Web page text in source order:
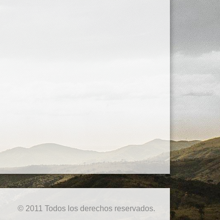
© 2011 Todos los derechos reservados.